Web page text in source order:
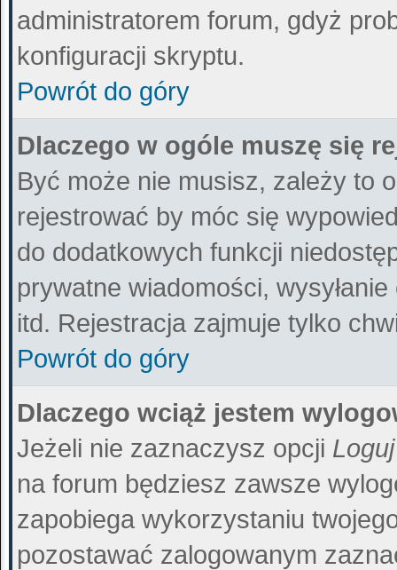
administratorem forum, gdyż
konfiguracji skryptu.
Powrót do góry
Dlaczego w ogóle muszę się
Być może nie musisz, zależy to
rejestrować by móc się
do dodatkowych funkcji
prywatne wiadomości,
itd. Rejestracja zajmuje tylko
Powrót do góry
Dlaczego wciąż jestem
Jeżeli nie zaznaczysz opcji
na forum będziesz zawsze
zapobiega wykorzystaniu
pozostawać zalogowanym